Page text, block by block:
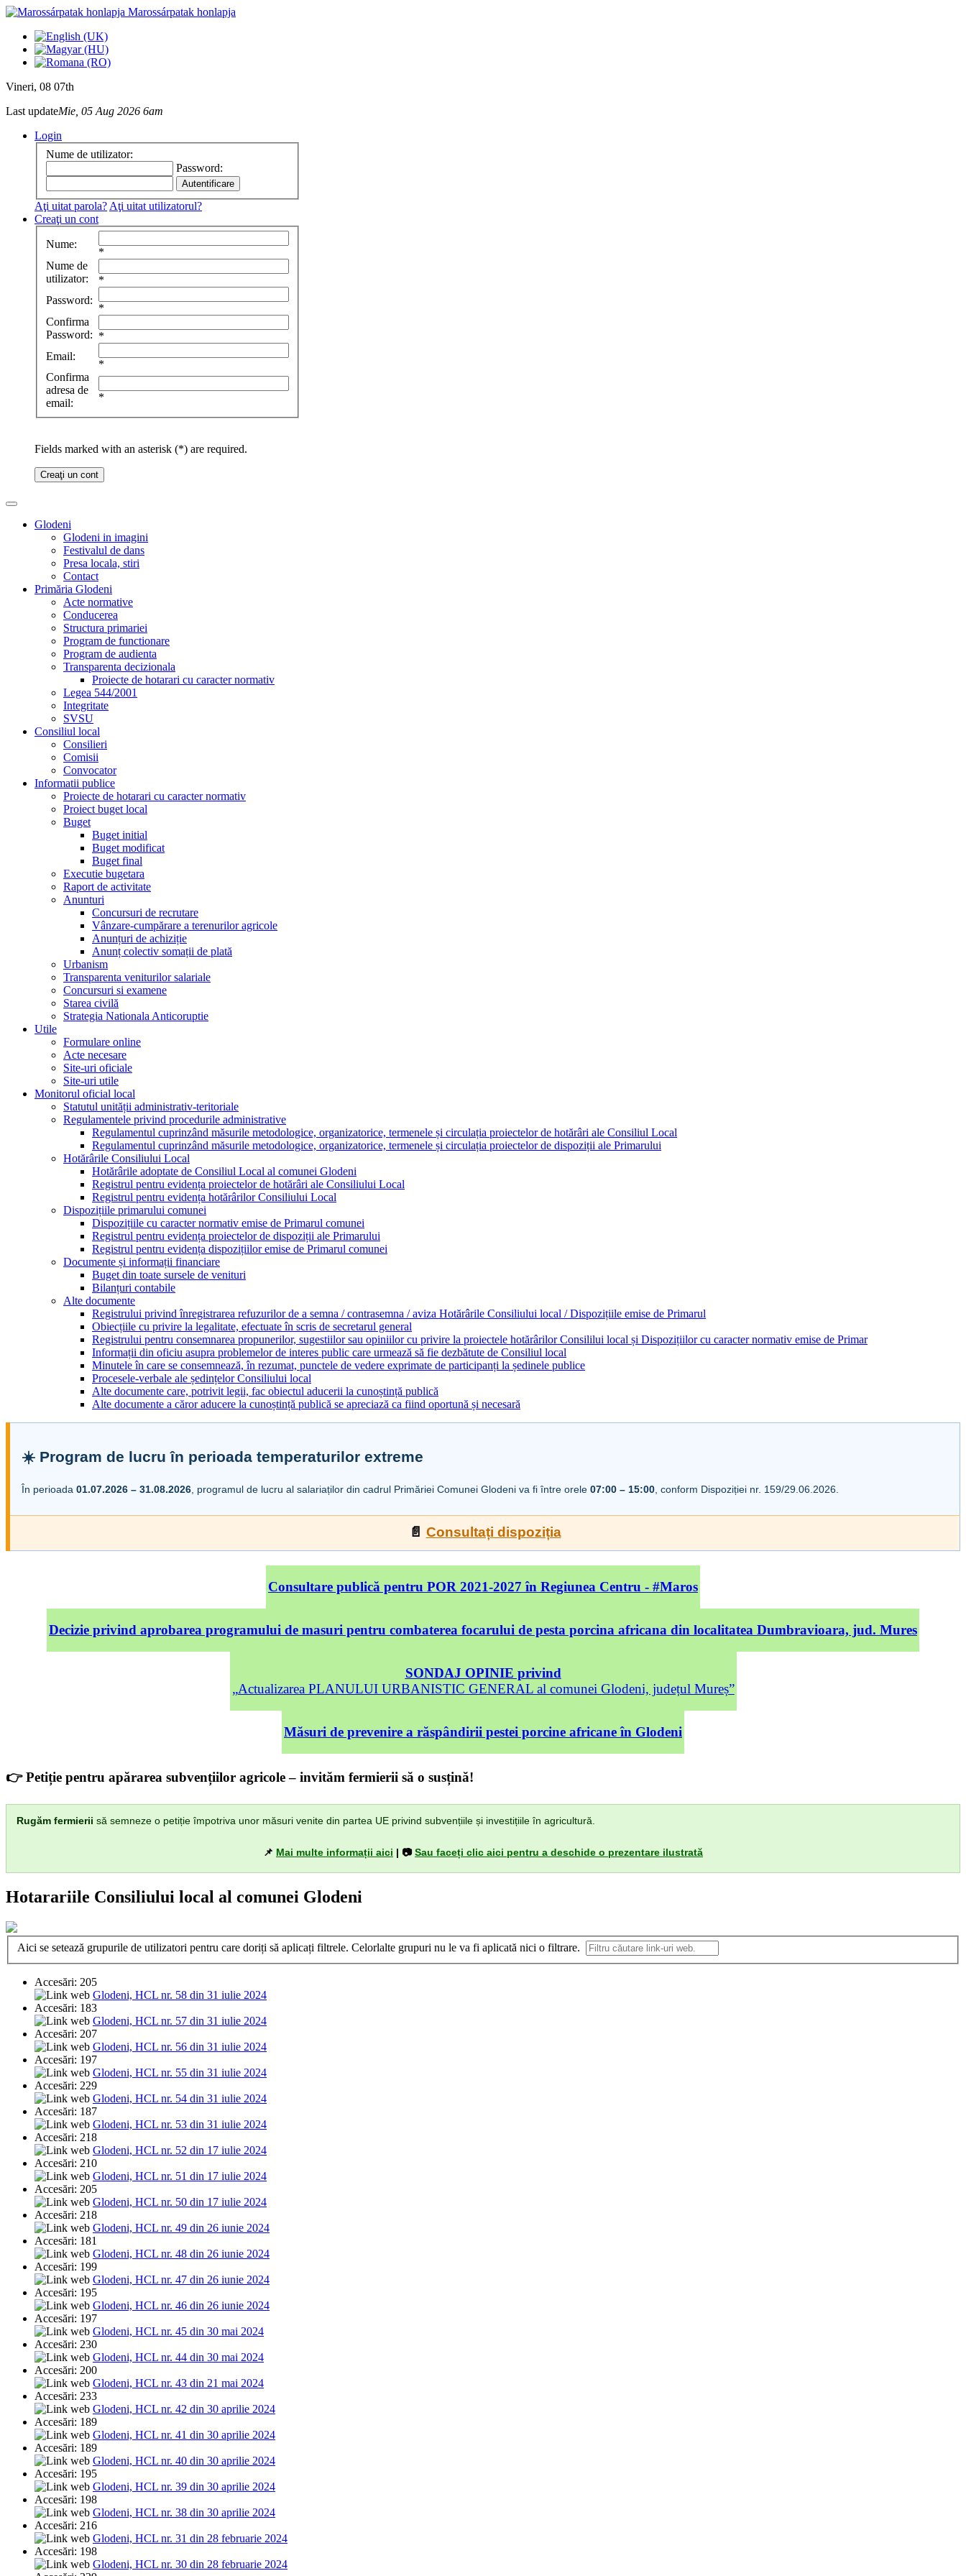
Marossárpatak honlapja
Vineri, 08 07th
Last updateMie, 05 Aug 2026 6am
Login
Nume de utilizator:
Password:
Aţi uitat parola? Aţi uitat utilizatorul?
Creaţi un cont
Nume:
*
Nume de
utilizator:
*
Password:
*
Confirma
Password: *
Email:
*
Confirma
adresa de
email:
*
Fields marked with an asterisk (*) are required.
Creaţi un cont
Glodeni
Glodeni in imagini
Festivalul de dans
Presa locala, stiri
Contact
Primăria Glodeni
Acte normative
Conducerea
Structura primariei
Program de functionare
Program de audienta
Transparenta decizionala
Proiecte de hotarari cu caracter normativ
Legea 544/2001
Integritate
SVSU
Consiliul local
Consilieri
Comisii
Convocator
Informatii publice
Proiecte de hotarari cu caracter normativ
Proiect buget local
Buget
Buget initial
Buget modificat
Buget final
Executie bugetara
Raport de activitate
Anunturi
Concursuri de recrutare
Vânzare-cumpărare a terenurilor agricole
Anunțuri de achiziție
Anunț colectiv somații de plată
Urbanism
Transparenta veniturilor salariale
Concursuri si examene
Starea civilă
Strategia Nationala Anticoruptie
Utile
Formulare online
Acte necesare
Site-uri oficiale
Site-uri utile
Monitorul oficial local
Statutul unității administrativ-teritoriale
Regulamentele privind procedurile administrative
Regulamentul cuprinzând măsurile metodologice, organizatorice, termenele și circulația proiectelor de hotărâri ale Consiliul Local
Regulamentul cuprinzând măsurile metodologice, organizatorice, termenele și circulația proiectelor de dispoziții ale Primarului
Hotărârile Consiliului Local
Hotărârile adoptate de Consiliul Local al comunei Glodeni
Registrul pentru evidența proiectelor de hotărâri ale Consiliului Local
Registrul pentru evidența hotărârilor Consiliului Local
Dispozițiile primarului comunei
Dispozițiile cu caracter normativ emise de Primarul comunei
Registrul pentru evidența proiectelor de dispoziții ale Primarului
Registrul pentru evidența dispozițiilor emise de Primarul comunei
Documente și informații financiare
Buget din toate sursele de venituri
Bilanțuri contabile
Alte documente
Registrului privind înregistrarea refuzurilor de a semna / contrasemna / aviza Hotărârile Consiliului local / Dispozițiile emise de Primarul
Obiecțiile cu privire la legalitate, efectuate în scris de secretarul general
Registrului pentru consemnarea propunerilor, sugestiilor sau opiniilor cu privire la proiectele hotărârilor Consililui local și Dispozițiilor cu caracter normativ emise de Primar
Informații din oficiu asupra problemelor de interes public care urmează să fie dezbătute de Consiliul local
Minutele în care se consemnează, în rezumat, punctele de vedere exprimate de participanți la ședinele publice
Procesele-verbale ale ședințelor Consiliului local
Alte documente care, potrivit legii, fac obiectul aducerii la cunoștință publică
Alte documente a căror aducere la cunoștință publică se apreciază ca fiind oportună și necesară
☀️ Program de lucru în perioada temperaturilor extreme
În perioada 01.07.2026 – 31.08.2026 , programul de lucru al salariaților din cadrul Primăriei Comunei Glodeni va fi între orele 07:00 – 15:00 , conform Dispoziției nr. 159/29.06.2026.
📄 Consultați dispoziția
Consultare publică pentru POR 2021-2027 în Regiunea Centru - #Maros
Decizie privind aprobarea programului de masuri pentru combaterea focarului de pesta porcina africana din localitatea Dumbravioara, jud. Mures
SONDAJ OPINIE privind
„Actualizarea PLANULUI URBANISTIC GENERAL al comunei Glodeni, județul Mureș”
Măsuri de prevenire a răspândirii pestei porcine africane în Glodeni
👉 Petiție pentru apărarea subvențiilor agricole – invităm fermierii să o susțină!
Rugăm fermierii să semneze o petiție împotriva unor măsuri venite din partea UE privind subvențiile și investițiile în agricultură.
📌 Mai multe informații aici | 📷Sau faceți clic aici pentru a deschide o prezentare ilustrată
Hotarariile Consiliului local al comunei Glodeni
Aici se setează grupurile de utilizatori pentru care doriți să aplicați filtrele. Celorlalte grupuri nu le va fi aplicată nici o filtrare.
Accesări: 205
Glodeni, HCL nr. 58 din 31 iulie 2024
Accesări: 183
Glodeni, HCL nr. 57 din 31 iulie 2024
Accesări: 207
Glodeni, HCL nr. 56 din 31 iulie 2024
Accesări: 197
Glodeni, HCL nr. 55 din 31 iulie 2024
Accesări: 229
Glodeni, HCL nr. 54 din 31 iulie 2024
Accesări: 187
Glodeni, HCL nr. 53 din 31 iulie 2024
Accesări: 218
Glodeni, HCL nr. 52 din 17 iulie 2024
Accesări: 210
Glodeni, HCL nr. 51 din 17 iulie 2024
Accesări: 205
Glodeni, HCL nr. 50 din 17 iulie 2024
Accesări: 218
Glodeni, HCL nr. 49 din 26 iunie 2024
Accesări: 181
Glodeni, HCL nr. 48 din 26 iunie 2024
Accesări: 199
Glodeni, HCL nr. 47 din 26 iunie 2024
Accesări: 195
Glodeni, HCL nr. 46 din 26 iunie 2024
Accesări: 197
Glodeni, HCL nr. 45 din 30 mai 2024
Accesări: 230
Glodeni, HCL nr. 44 din 30 mai 2024
Accesări: 200
Glodeni, HCL nr. 43 din 21 mai 2024
Accesări: 233
Glodeni, HCL nr. 42 din 30 aprilie 2024
Accesări: 189
Glodeni, HCL nr. 41 din 30 aprilie 2024
Accesări: 189
Glodeni, HCL nr. 40 din 30 aprilie 2024
Accesări: 195
Glodeni, HCL nr. 39 din 30 aprilie 2024
Accesări: 198
Glodeni, HCL nr. 38 din 30 aprilie 2024
Accesări: 216
Glodeni, HCL nr. 31 din 28 februarie 2024
Accesări: 198
Glodeni, HCL nr. 30 din 28 februarie 2024